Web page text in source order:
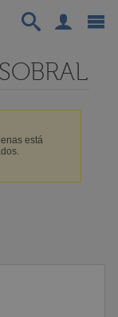
está